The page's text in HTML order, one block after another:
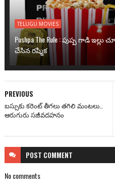
TELUGU MOVIES
Pushpa The Rule : పుష్ప గాడి
చేసిన రష్మిక
PREVIOUS
బస్సుకు కరెంట్ తీగలు తగిలి మంటలు..
ఆరుగురు సజీవదహనం
POST COMMENT
No comments